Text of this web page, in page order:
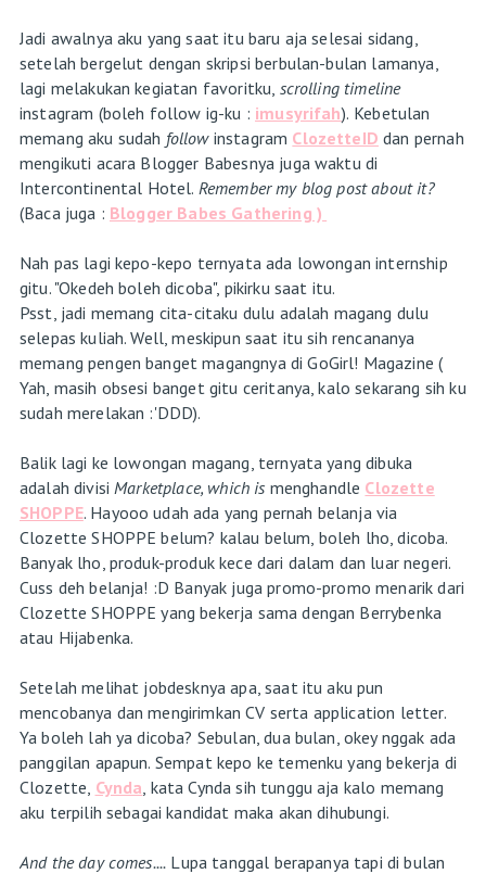
Jadi awalnya aku yang saat itu baru aja selesai sidang,
setelah bergelut dengan skripsi berbulan-bulan lamanya,
lagi melakukan kegiatan favoritku, scrolling timeline
instagram (boleh follow ig-ku : imusyrifah). Kebetulan
memang aku sudah follow instagram ClozetteID dan pernah
mengikuti acara Blogger Babesnya juga waktu di
Intercontinental Hotel. Remember my blog post about it?
(Baca juga : Blogger Babes Gathering )
Nah pas lagi kepo-kepo ternyata ada lowongan internship
gitu. "Okedeh boleh dicoba", pikirku saat itu.
Psst, jadi memang cita-citaku dulu adalah magang dulu
selepas kuliah. Well, meskipun saat itu sih rencananya
memang pengen banget magangnya di GoGirl! Magazine (
Yah, masih obsesi banget gitu ceritanya, kalo sekarang sih ku
sudah merelakan :'DDD).
Balik lagi ke lowongan magang, ternyata yang dibuka
adalah divisi Marketplace, which is menghandle Clozette
SHOPPE. Hayooo udah ada yang pernah belanja via
Clozette SHOPPE belum? kalau belum, boleh lho, dicoba.
Banyak lho, produk-produk kece dari dalam dan luar negeri.
Cuss deh belanja! :D Banyak juga promo-promo menarik dari
Clozette SHOPPE yang bekerja sama dengan Berrybenka
atau Hijabenka.
Setelah melihat jobdesknya apa, saat itu aku pun
mencobanya dan mengirimkan CV serta application letter.
Ya boleh lah ya dicoba? Sebulan, dua bulan, okey nggak ada
panggilan apapun. Sempat kepo ke temenku yang bekerja di
Clozette, Cynda , kata Cynda sih tunggu aja kalo memang
aku terpilih sebagai kandidat maka akan dihubungi.
And the day comes.... Lupa tanggal berapanya tapi di bulan